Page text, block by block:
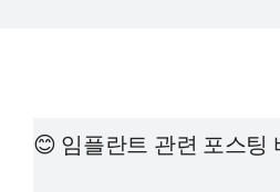
😊 임플란트 관련 포스팅